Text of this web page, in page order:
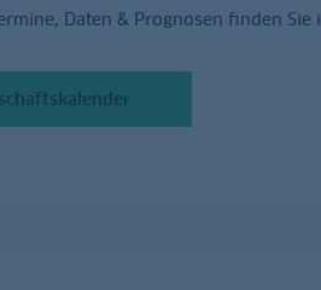
Daten & Prognosen finden Sie